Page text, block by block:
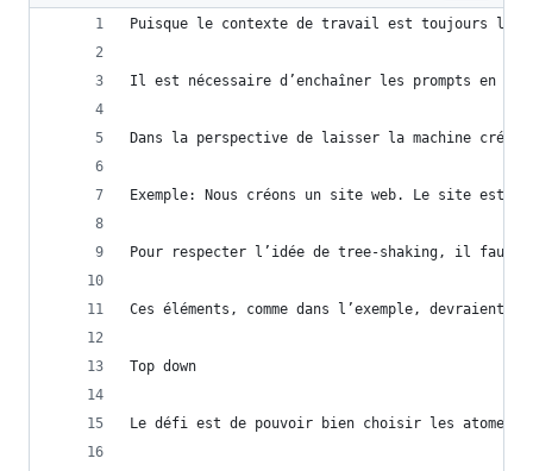
Puisque le contexte de travail est toujours
Il est nécessaire d’enchaîner les prompts en
Dans la perspective de laisser la machine
Exemple: Nous créons un site web. Le site est
Pour respecter l’idée de tree-shaking, il faut
Ces éléments, comme dans l’exemple,
Top down
Le défi est de pouvoir bien choisir les atomes